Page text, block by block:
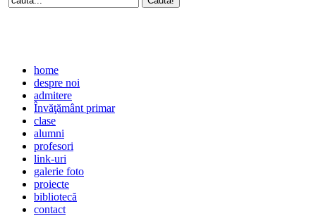
home
despre noi
admitere
Învăţământ primar
clase
alumni
profesori
link-uri
galerie foto
proiecte
bibliotecă
contact